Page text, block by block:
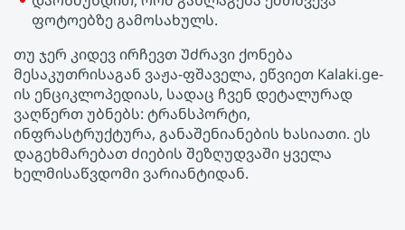
ფოტოებზე გამოსახულს.
თუ ჯერ კიდევ ირჩევთ Უძრავი ქონება
მესაკუთრისაგან ვაჟა-ფშაველა, ეწვიეთ Kalaki.ge-
ის ენციკლოპედიას, სადაც ჩვენ დეტალურად
ვაღწერთ უბნებს: ტრანსპორტი,
ინფრასტრუქტურა, განაშენიანების ხასიათი. ეს
დაგეხმარებათ ძიების შეზღუდვაში ყველა
ხელმისაწვდომი ვარიანტიდან.